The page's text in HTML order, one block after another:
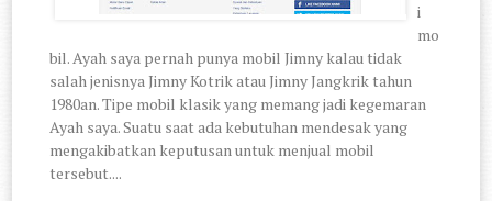
i
mo
bil. Ayah saya pernah punya mobil Jimny kalau tidak
salah jenisnya Jimny Kotrik atau Jimny Jangkrik tahun
1980an. Tipe mobil klasik yang memang jadi kegemaran
Ayah saya. Suatu saat ada kebutuhan mendesak yang
mengakibatkan keputusan untuk menjual mobil
tersebut....